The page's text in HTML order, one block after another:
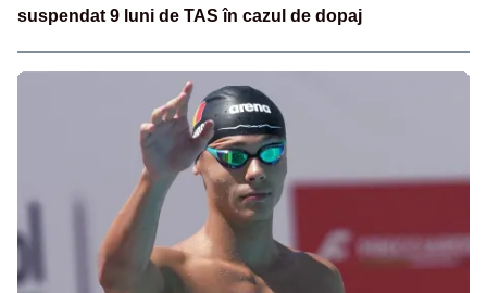
suspendat 9 luni de TAS în cazul de dopaj